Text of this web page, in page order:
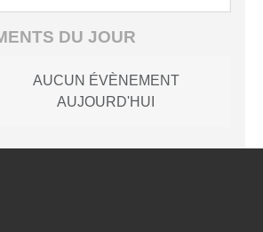
DU JOUR
AUCUN ÉVÈNEMENT
AUJOURD'HUI